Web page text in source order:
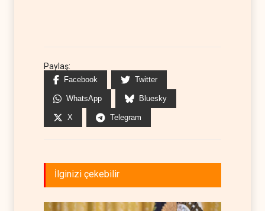
Paylaş:
Facebook Twitter
WhatsApp Bluesky
X Telegram
İlginizi çekebilir